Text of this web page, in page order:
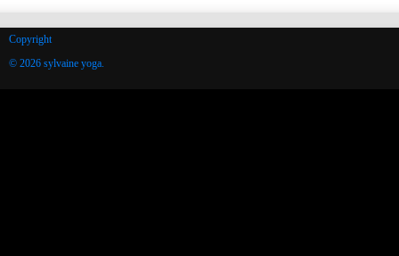
Copyright
© 2026 sylvaine yoga.